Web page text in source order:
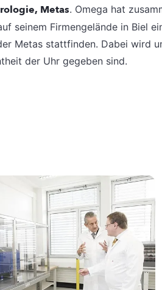
Metas. Omega hat
seinem Firmengelände in Biel
Metas stattfinden. Dabei wird
der Uhr gegeben sind.